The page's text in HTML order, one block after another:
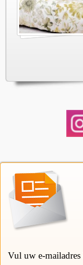
Vul uw e-